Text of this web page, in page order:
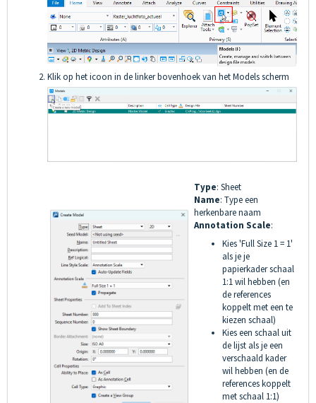
Klik op het icoon in de linker bovenhoek van het Models scherm
Type: Sheet
Name: Type een
herkenbare naam
Annotation Scale:
Kies 'Full Size 1 = 1'
als je je
papierkader schaal
1:1 wil hebben (en
de references
koppelt met een te
kiezen schaal)
Kies een schaal uit
de lijst als je een
verschaald kader
wil hebben (en de
references koppelt
met schaal 1:1)